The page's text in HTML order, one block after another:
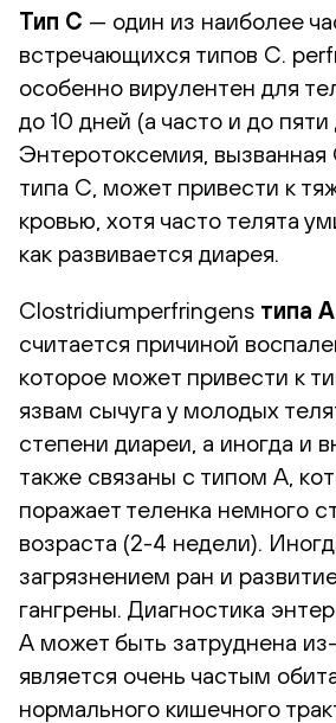
Тип C — один из наиболее
встречающихся типов C.
особенно вирулентен для
до 10 дней (а часто и до пяти
Энтеротоксемия, вызванная
типа C, может привести к
кровью, хотя часто телята
как развивается диарея.
Clostridiumperfringens типа A
считается причиной
которое может привести к
язвам сычуга у молодых
степени диареи, а иногда и
также связаны с типом А,
поражает теленка немного
возраста (2-4 недели).
загрязнением ран и
гангрены. Диагностика
А может быть затруднена из-
является очень частым
нормального кишечного